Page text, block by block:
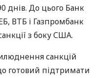
днів. До цього Банк
, ВТБ і Газпромбанк
з бокуСША.
санкцій
готовий підтримати